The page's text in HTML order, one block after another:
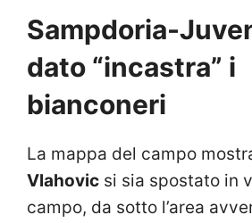
Sampdoria-
dato “incastra” i
bianconeri
La mappa del campo
Vlahovic si sia spostato in
campo, da sotto l’area